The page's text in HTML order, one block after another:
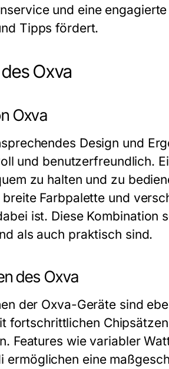
und eine
Tipps fördert.
Oxva
Oxva
Design und
und benutzerfreundlich.
zu halten und zu
Farbpalette und
ist. Diese Kombination
als auch praktisch sind.
des Oxva
der Oxva-Geräte sind
fortschrittlichen
Features wie variabler
ermöglichen eine